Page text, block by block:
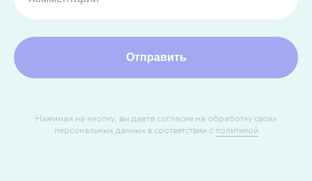
Отправить
Нажимая на кнопку, вы даете согласие на обработку своих
персональных данных в соответствии с политикой